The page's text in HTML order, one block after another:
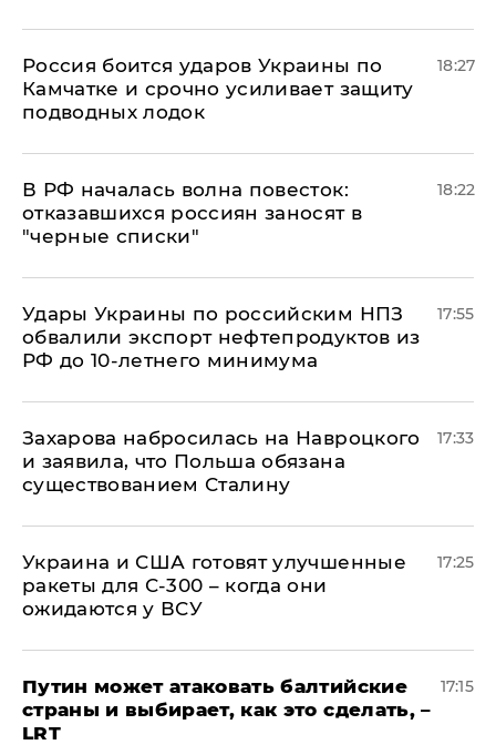
Россия боится ударов Украины по
Камчатке и срочно усиливает защиту
подводных лодок
18:27
​В РФ началась волна повесток:
отказавшихся россиян заносят в
"черные списки"
18:22
Удары Украины по российским НПЗ
обвалили экспорт нефтепродуктов из
РФ до 10-летнего минимума
17:55
​Захарова набросилась на Навроцкого
и заявила, что Польша обязана
существованием Сталину
17:33
Украина и США готовят улучшенные
ракеты для С-300 – когда они
ожидаются у ВСУ
17:25
Путин может атаковать балтийские
страны и выбирает, как это сделать, –
LRT
17:15